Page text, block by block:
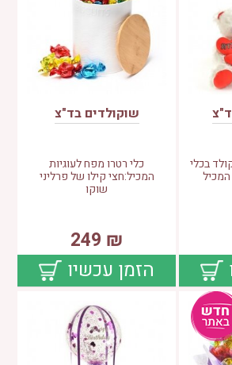
בכלי
שוקולדים בד"צ
כלי רטרו מפח לעוגיות
המכיל:חצי קילו של פרליני
שוקו
₪
249
הזמן עכשיו